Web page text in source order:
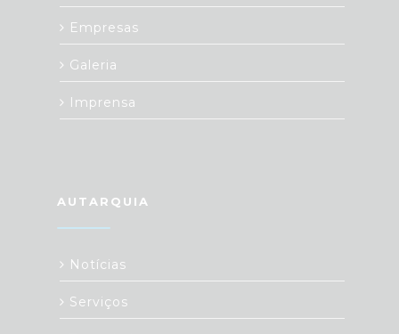
Empresas
Galeria
Imprensa
AUTARQUIA
Notícias
Serviços